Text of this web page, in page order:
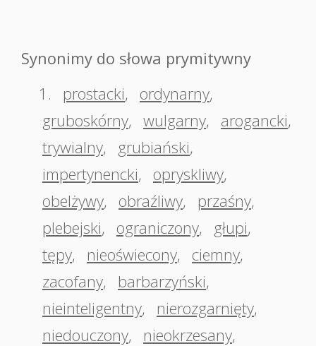
Synonimy do słowa prymitywny
1.
prostacki, ordynarny,
gruboskórny, wulgarny, arogancki,
trywialny, grubiański,
impertynencki, opryskliwy,
obelżywy, obraźliwy, przaśny,
plebejski, ograniczony, głupi,
tępy, nieoświecony, ciemny,
zacofany, barbarzyński,
nieinteligentny, nierozgarnięty,
niedouczony, nieokrzesany,